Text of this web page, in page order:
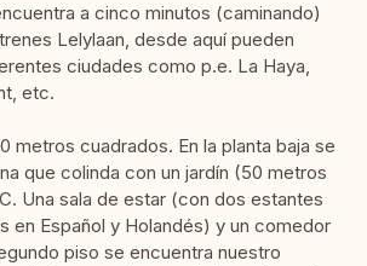
a cinco minutos (caminando)
Lelylaan, desde aquí pueden
ciudades como p.e. La Haya,
etc.
metros cuadrados. En la planta baja se
que colinda con un jardín (50 metros
Una sala de estar (con dos estantes
en Español y Holandés) y un comedor
piso se encuentra nuestro